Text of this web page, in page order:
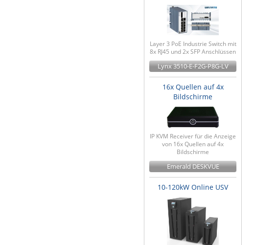
Layer 3 PoE Industrie Switch mit
8x RJ45 und 2x SFP Anschlüssen
Lynx 3510-E-F2G-P8G-LV
16x Quellen auf 4x
Bildschirme
IP KVM Receiver für die Anzeige
von 16x Quellen auf 4x
Bildschirme
Emerald DESKVUE
10-120kW Online USV